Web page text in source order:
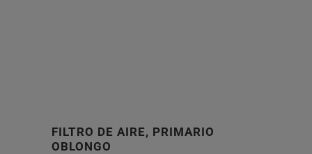
FILTRO DE AIRE, PRIMARIO
OBLONGO